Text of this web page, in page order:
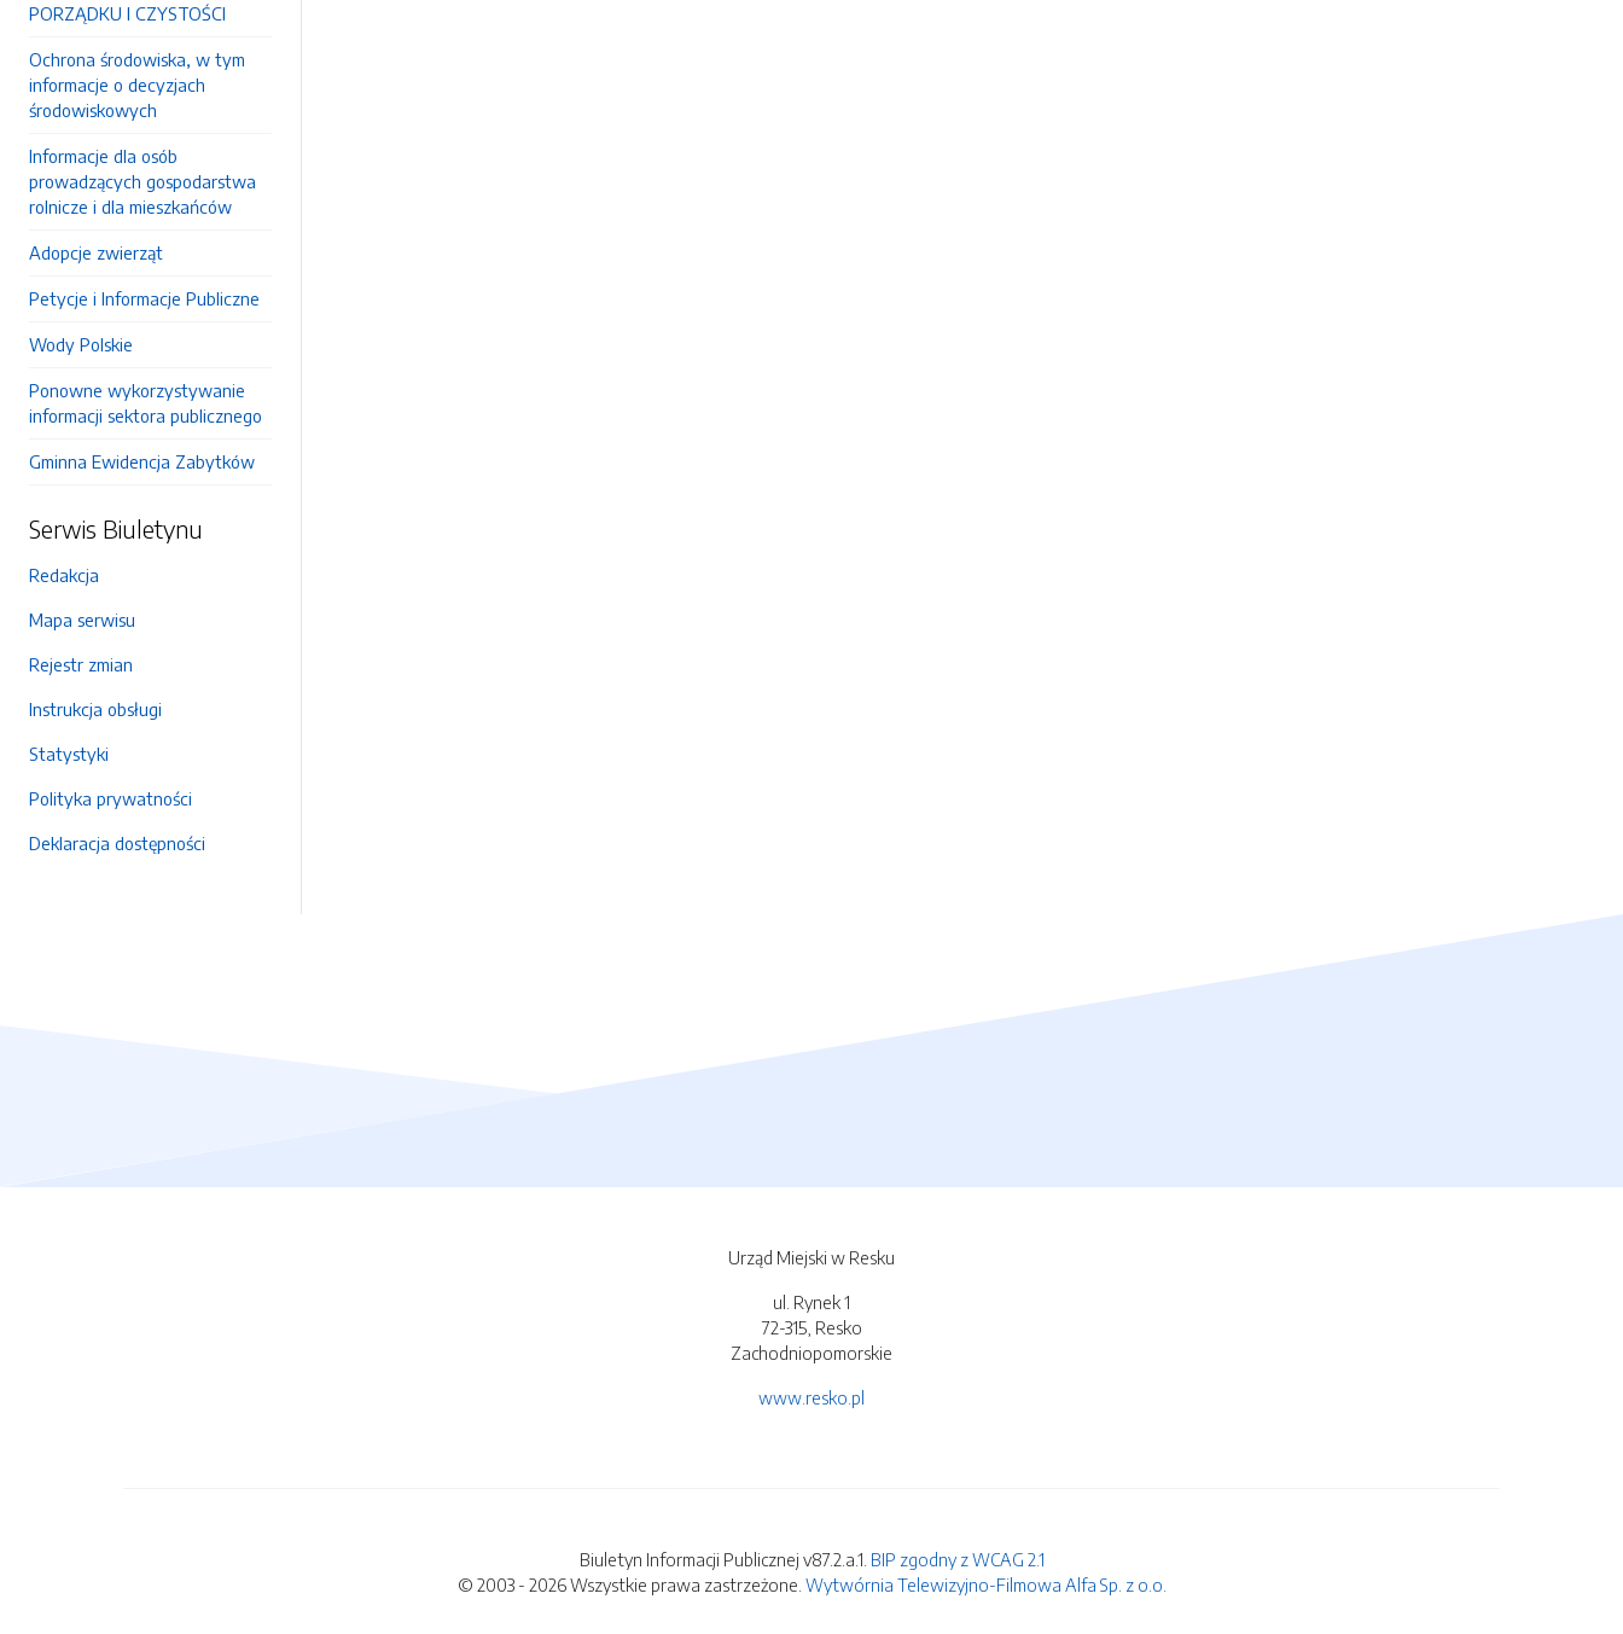
PORZĄDKU I CZYSTOŚCI
Ochrona środowiska, w tym
informacje o decyzjach
środowiskowych
Informacje dla osób
prowadzących gospodarstwa
rolnicze i dla mieszkańców
Adopcje zwierząt
Petycje i Informacje Publiczne
Wody Polskie
Ponowne wykorzystywanie
informacji sektora publicznego
Gminna Ewidencja Zabytków
Serwis Biuletynu
Redakcja
Mapa serwisu
Rejestr zmian
Instrukcja obsługi
Statystyki
Polityka prywatności
Deklaracja dostępności
Urząd Miejski w Resku
ul. Rynek 1
72-315, Resko
Zachodniopomorskie
www.resko.pl
Biuletyn Informacji Publicznej v87.2.a.1. BIP zgodny z WCAG 2.1
© 2003 - 2026 Wszystkie prawa zastrzeżone. Wytwórnia Telewizyjno-Filmowa Alfa Sp. z o.o.